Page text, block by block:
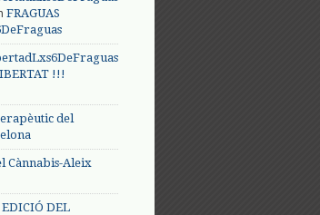
FRAGUAS
!!!
del
Cànnabis-Aleix
EDICIÓ DEL